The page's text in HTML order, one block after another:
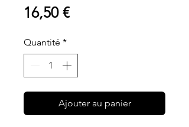
16,50 €Prix
Quantité *
Ajouter au panier